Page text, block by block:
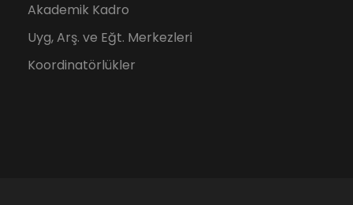
Akademik Kadro
Uyg, Arş. ve Eğt. Merkezleri
Koordinatörlükler